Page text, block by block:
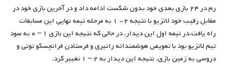
رم در ۲۴ بازی بعدی خود بدون شکست ادامه داد و در آخرین بازی خود در
مقابل رقیب خود لاتزیو با نتیجه ۲- ۱ به مرحله نیمه نهایی این مسابقات
راه یافت.در نیمه اول این دیدار، در حالی که نتیجه این بازی ۱ – ۰ به سود
تیم لاتزیو بود با تعویض هوشمندانه رانیری و فرستادن فرانچسکو توتی و
دروسی به زمین بازی، نتیجه این دیدار به ۲ – ۱ تغییر کرد.